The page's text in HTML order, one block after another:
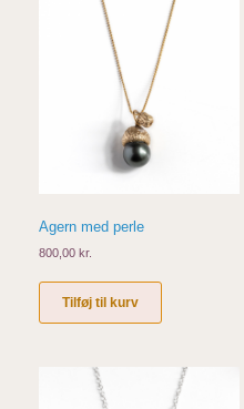
Agern med perle
800,00 kr.
Tilføj til kurv